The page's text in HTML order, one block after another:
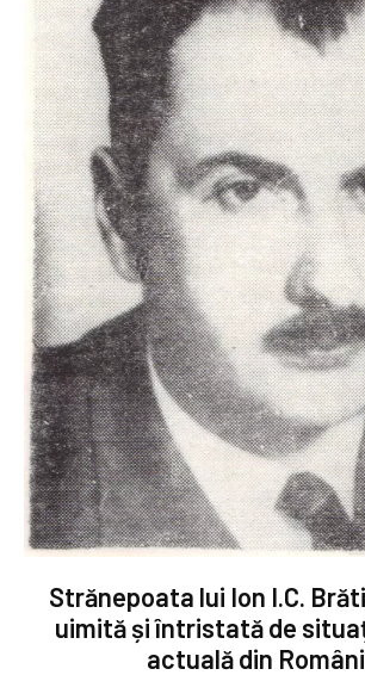
Strănepoata lui Ion I.C.
uimită și întristată de
actuală din